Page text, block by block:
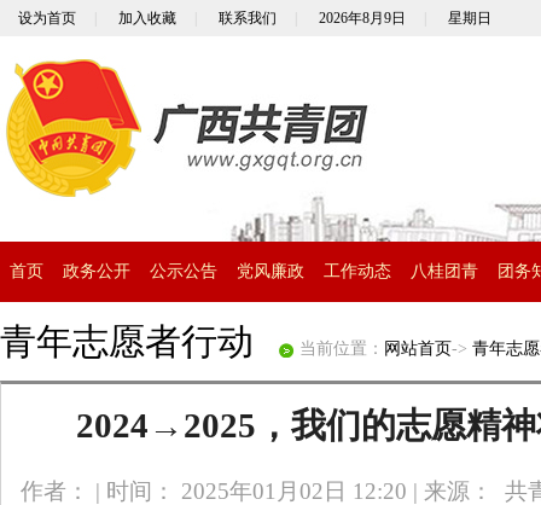
设为首页 加入收藏 联系我们 2026年8月9日 星期日
首页 政务公开 公示公告 党风廉政 工作动态 八桂团青 团务
青年志愿者行动 当前位置： 网站首页-> 青年志
2024→2025，我们的志愿精
作者： | 时间： 2025年01月02日 12:20 | 来源： 共